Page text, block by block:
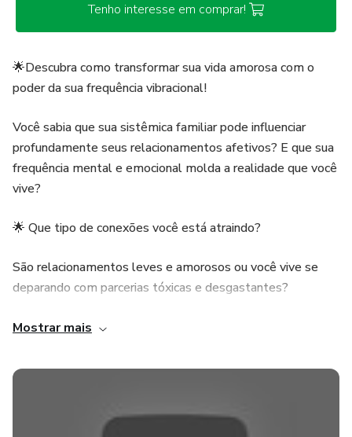
Tenho interesse em comprar!
🌟Descubra como transformar sua vida amorosa com o
poder da sua frequência vibracional!
Você sabia que sua sistêmica familiar pode influenciar
profundamente seus relacionamentos afetivos? E que sua
frequência mental e emocional molda a realidade que você
vive?
🌟 Que tipo de conexões você está atraindo?
São relacionamentos leves e amorosos ou você vive se
deparando com parcerias tóxicas e desgastantes?
Neste e-book, você aprenderá:
💖 A verdadeira frequência do amor.
plenitude nos relacionamentos.
Mostrar mais